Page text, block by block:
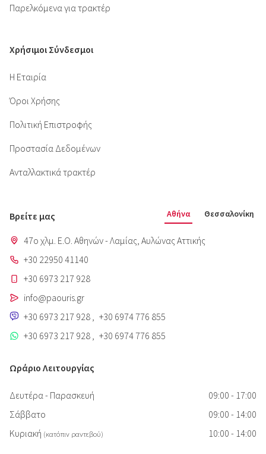
Παρελκόμενα για τρακτέρ
Χρήσιμοι Σύνδεσμοι
Η Εταιρία
Όροι Χρήσης
Πολιτική Επιστροφής
Προστασία Δεδομένων
Ανταλλακτικά τρακτέρ
Βρείτε μας Αθήνα Θεσσαλονίκη
47o χλμ. Ε.Ο. Αθηνών - Λαμίας, Aυλώνας Αττικής
+30 22950 41140
+30 6973 217 928
info@paouris.gr
+30 6973 217 928 , +30 6974 776 855
+30 6973 217 928 , +30 6974 776 855
Ωράριο Λειτουργίας
Δευτέρα - Παρασκευή
09:00 - 17:00
Σάββατο
09:00 - 14:00
Κυριακή (κατόπιν ραντεβού) 10:00 - 14:00